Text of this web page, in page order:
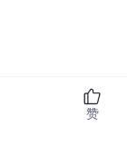
赞